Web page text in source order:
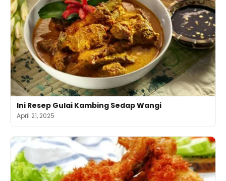
Ini Resep Gulai Kambing Sedap Wangi
April 21, 2025